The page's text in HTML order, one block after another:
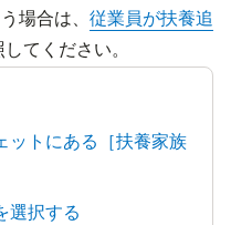
場合は、 従業員が扶養追
てください。
ットにある［扶養家族
選択する